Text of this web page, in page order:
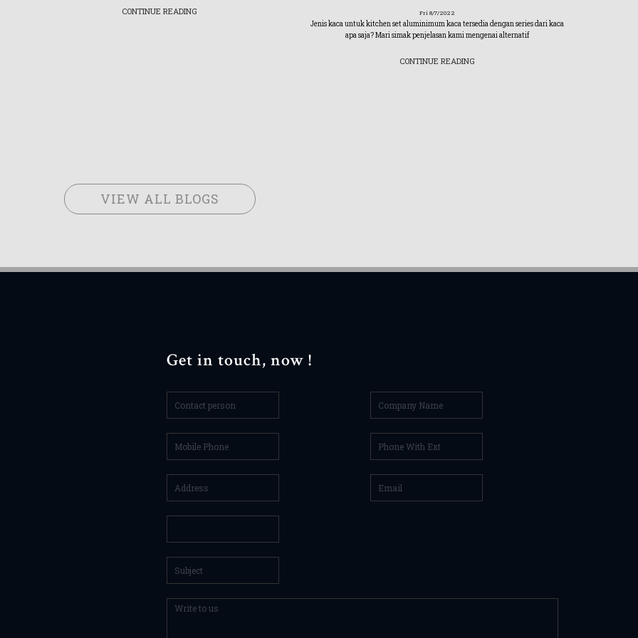
CONTINUE READING Fri 8/7/2022
Jenis kaca untuk kitchen set aluminimum kaca tersedia dengan series dari kaca
apa saja? Mari simak penjelasan kami mengenai alternatif
CONTINUE READING
VIEW ALL BLOGS
Get in touch, now !